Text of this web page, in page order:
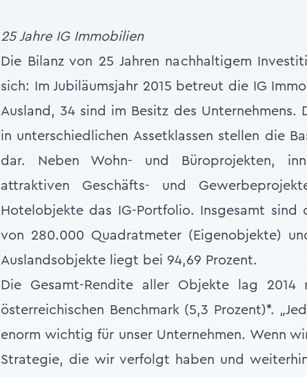
25 Jahre IG Immobilien
Die Bilanz von 25 Jahren nachhaltigem
sich: Im Jubiläumsjahr 2015 betreut die IG
Ausland, 34 sind im Besitz des Unternehmens.
in unterschiedlichen Assetklassen stellen die
dar. Neben Wohn- und Büroprojekten,
attraktiven Geschäfts- und
Hotelobjekte das IG-Portfolio. Insgesamt sind
von 280.000 Quadratmeter (Eigenobjekte)
Auslandsobjekte liegt bei 94,69 Prozent.
Die Gesamt-Rendite aller Objekte lag
österreichischen Benchmark (5,3 Prozent)*.
enorm wichtig für unser Unternehmen. Wenn
Strategie, die wir verfolgt haben und